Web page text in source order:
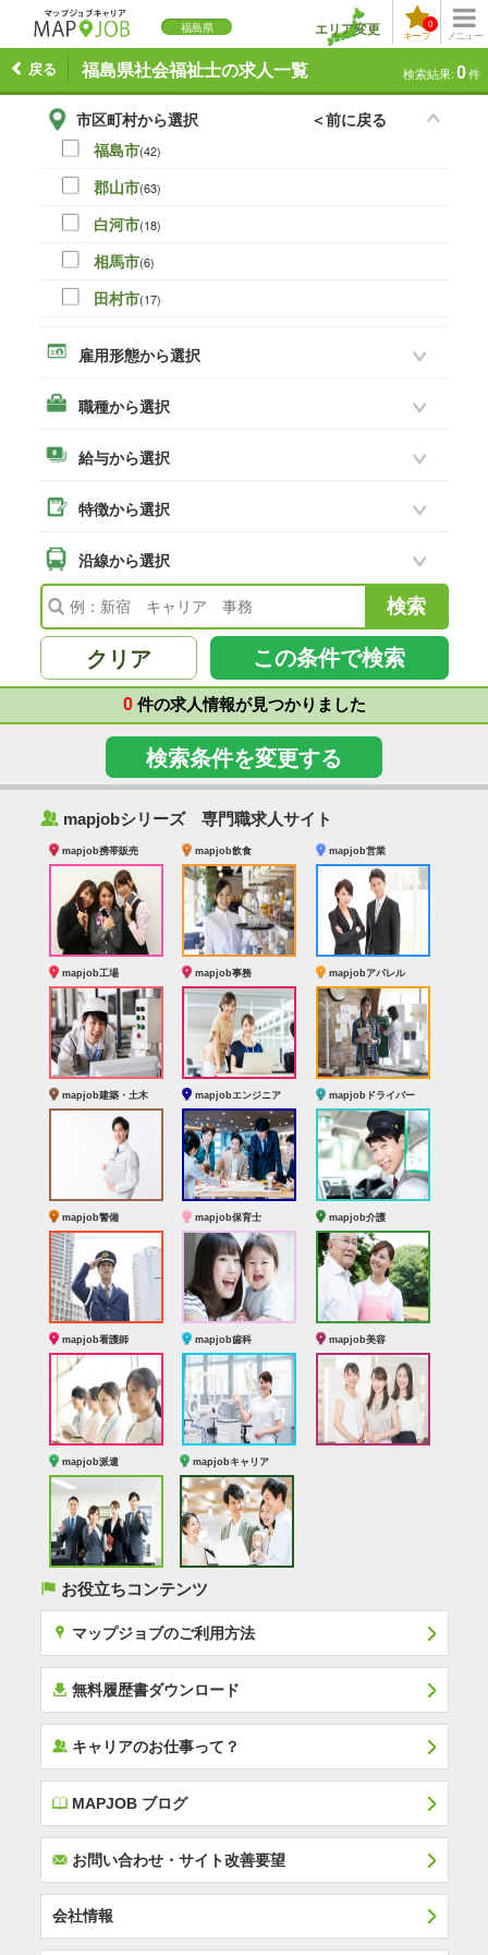
福島県
メニュー
キープ
0
エリア変更
福島県社会福祉士の求人一覧
戻る 検索結果: 0件
市区町村から選択
＜前に戻る
福島市(42)
郡山市(63)
白河市(18)
相馬市(6)
田村市(17)
いわき市(45)
須賀川市(28)
二本松市(18)
南相馬市(2)
会津若松市
福島県その他(99)
雇用形態から選択
職種から選択
給与から選択
特徴から選択
沿線から選択
クリア この条件で検索
0件の求人情報が見つかりました
検索条件を変更する
‰ mapjobシリーズ 専門職求人サイト
mapjob携帯販売 mapjob飲食 mapjob営業
mapjob工場 mapjob事務 mapjobアパレル
mapjob建築・土木 mapjobエンジニア mapjobドライバー
mapjob警備 mapjob保育士 mapjob介護
mapjob看護師 mapjob歯科 mapjob美容
mapjob派遣 mapjobキャリア
( お役立ちコンテンツ
x マップジョブのご利用方法
í 無料履歴書ダウンロード
‰キャリアのお仕事って？
EMAPJOB ブログ
Fお問い合わせ・サイト改善要望
会社情報